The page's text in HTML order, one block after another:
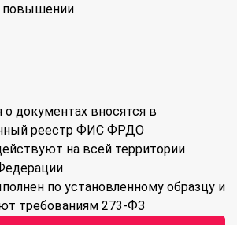
повышении
о документах вносятся в
реестр ФИС ФРДО
на всей территории
по установленному образцу и
требованиям 273-ФЗ